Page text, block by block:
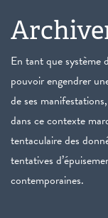
En tant que système
pouvoir engendrer
de ses
dans ce contexte
tentaculaire des
tentatives
contemporaines.